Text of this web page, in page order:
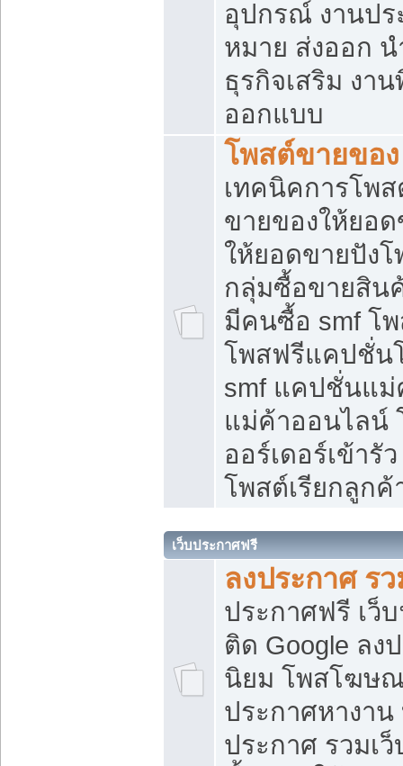
อุปกรณ์ งานป
หมาย ส่งออก น
ธุรกิจเสริม งา
ออกแบบ
โพสต์ขายของ
เทคนิคการโพ
ขายของให้ยอ
ให้ยอดขายปัง
กลุ่มซื้อขายสิน
มีคนซื้อ smf โ
โพสฟรีแคปชั่น
smf แคปชั่นแ
แม่ค้าออนไลน์
ออร์เดอร์เข้ารั
โพสต์เรียกลูกค้
เว็บประกาศฟรี
ลงประกาศ ร
ประกาศฟรี เว็
ติด Google ลง
นิยม โพสโฆษ
ประกาศหางาน
ประกาศ รวมเ